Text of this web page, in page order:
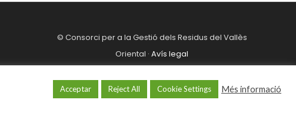
© Consorci per a la Gestió dels Residus del Vallès
Oriental ·Avís legal
Acceptar Reject All Cookie Settings Més informació